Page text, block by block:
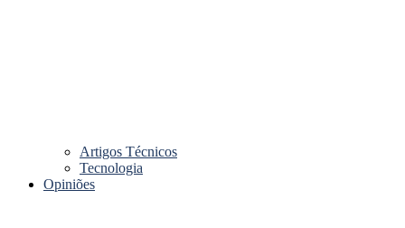
Artigos Técnicos
Tecnologia
Opiniões